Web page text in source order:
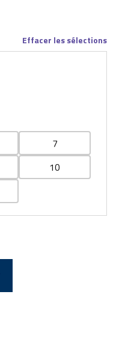
Effacer les sélections
7
10